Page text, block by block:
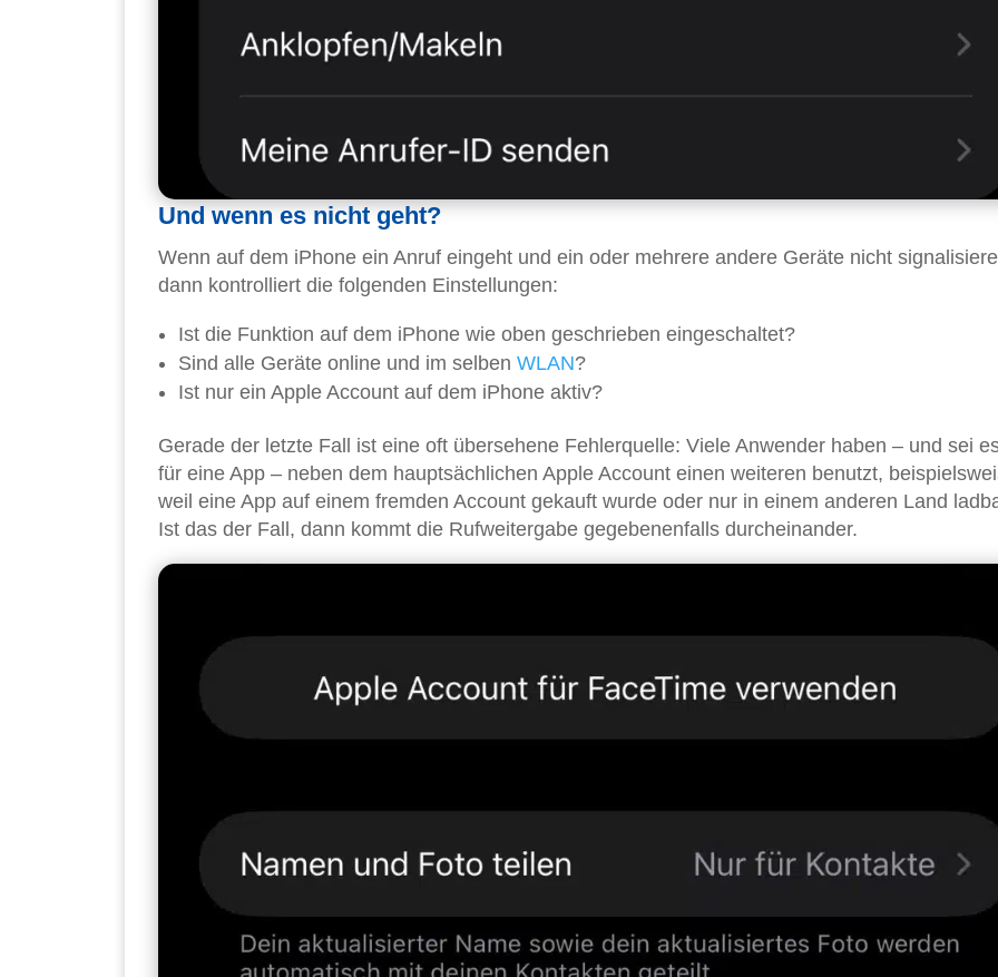
Und wenn es nicht geht?
Wenn auf dem iPhone ein Anruf eingeht und ein oder mehrere andere Geräte nicht
dann kontrolliert die folgenden Einstellungen:
Ist die Funktion auf dem iPhone wie oben geschrieben eingeschaltet?
Sind alle Geräte online und im selben WLAN?
Ist nur ein Apple Account auf dem iPhone aktiv?
Gerade der letzte Fall ist eine oft übersehene Fehlerquelle: Viele Anwender haben – und sei
für eine App – neben dem hauptsächlichen Apple Account einen weiteren benutzt,
weil eine App auf einem fremden Account gekauft wurde oder nur in einem anderen Land
Ist das der Fall, dann kommt die Rufweitergabe gegebenenfalls durcheinander.